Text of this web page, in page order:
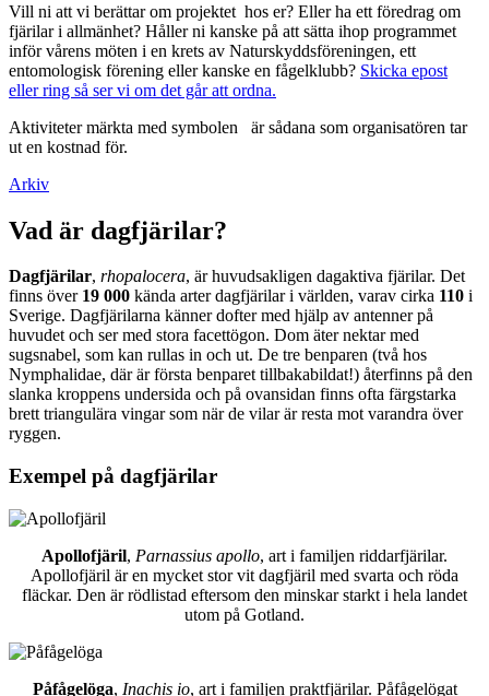
Vill ni att vi berättar om projektet hos er? Eller ha ett föredrag om
fjärilar i allmänhet? Håller ni kanske på att sätta ihop programmet
inför vårens möten i en krets av Naturskyddsföreningen, ett
entomologisk förening eller kanske en fågelklubb? Skicka epost
eller ring så ser vi om det går att ordna.
Aktiviteter märkta med symbolen
är sådana som organisatören tar
ut en kostnad för.
Arkiv
Vad är dagfjärilar?
Dagfjärilar, rhopalocera, är huvudsakligen dagaktiva fjärilar. Det
finns över 19 000 kända arter dagfjärilar i världen, varav cirka 110 i
Sverige. Dagfjärilarna känner dofter med hjälp av antenner på
huvudet och ser med stora facettögon. Dom äter nektar med
sugsnabel, som kan rullas in och ut. De tre benparen (två hos
Nymphalidae, där är första benparet tillbakabildat!) återfinns på den
slanka kroppens undersida och på ovansidan finns ofta färgstarka
brett triangulära vingar som när de vilar är resta mot varandra över
ryggen.
Exempel på dagfjärilar
Apollofjäril, Parnassius apollo, art i familjen riddarfjärilar.
Apollofjäril är en mycket stor vit dagfjäril med svarta och röda
fläckar. Den är rödlistad eftersom den minskar starkt i hela landet
utom på Gotland.
Påfågelöga, Inachis io, art i familjen praktfjärilar. Påfågelögat